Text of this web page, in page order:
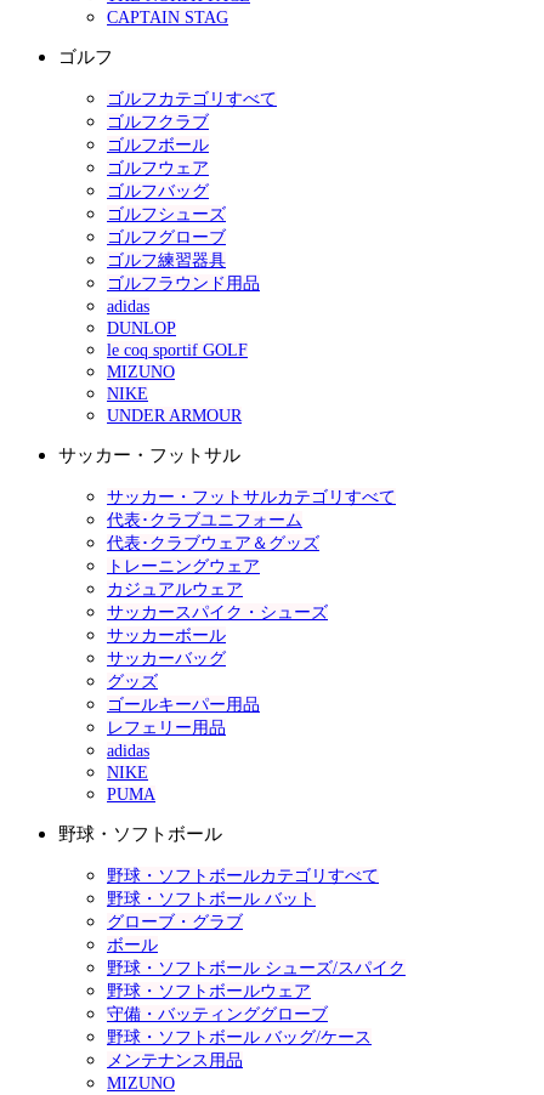
CAPTAIN STAG
ゴルフ
ゴルフカテゴリすべて
ゴルフクラブ
ゴルフボール
ゴルフウェア
ゴルフバッグ
ゴルフシューズ
ゴルフグローブ
ゴルフ練習器具
ゴルフラウンド用品
adidas
DUNLOP
le coq sportif GOLF
MIZUNO
NIKE
UNDER ARMOUR
サッカー・フットサル
サッカー・フットサルカテゴリすべて
代表･クラブユニフォーム
代表･クラブウェア＆グッズ
トレーニングウェア
カジュアルウェア
サッカースパイク・シューズ
サッカーボール
サッカーバッグ
グッズ
ゴールキーパー用品
レフェリー用品
adidas
NIKE
PUMA
野球・ソフトボール
野球・ソフトボールカテゴリすべて
野球・ソフトボール バット
グローブ・グラブ
ボール
野球・ソフトボール シューズ/スパイク
野球・ソフトボールウェア
守備・バッティンググローブ
野球・ソフトボール バッグ/ケース
メンテナンス用品
MIZUNO